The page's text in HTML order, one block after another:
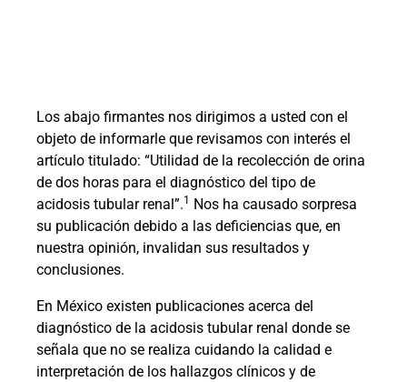
Los abajo firmantes nos dirigimos a usted con el
objeto de informarle que revisamos con interés el
artículo titulado: “Utilidad de la recolección de orina
de dos horas para el diagnóstico del tipo de
acidosis tubular renal”.1
Nos ha causado sorpresa
su publicación debido a las deficiencias que, en
nuestra opinión, invalidan sus resultados y
conclusiones.
En México existen publicaciones acerca del
diagnóstico de la acidosis tubular renal donde se
señala que no se realiza cuidando la calidad e
interpretación de los hallazgos clínicos y de